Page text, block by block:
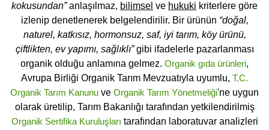
kokusundan”anlaşılmaz, bilimsel ve hukuki kriterlere göre
izlenip denetlenerek belgelendirilir. Bir ürünün “doğal,
naturel, katkısız, hormonsuz, saf, iyi tarım, köy ürünü,
çiftlikten, ev yapımı, sağlıklı”gibi ifadelerle pazarlanması
organik olduğu anlamına gelmez. Organik gıda ürünleri,
Avrupa Birliği Organik Tarım Mevzuatıyla uyumlu, T.C.
Organik Tarım Kanunu ve Organik Tarım Yönetmeliği'ne uygun
olarak üretilip, Tarım Bakanlığı tarafından yetkilendirilmiş
Organik Sertifika Kuruluşları tarafından laboratuvar analizleri